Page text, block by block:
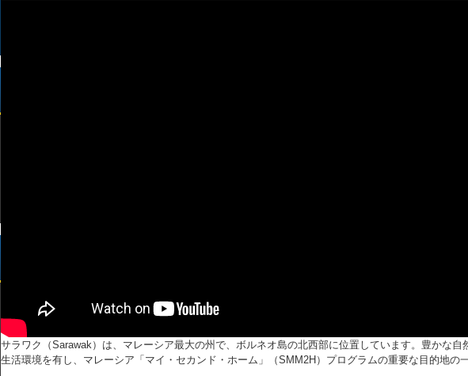
サラワク（Sarawak）は、マレーシア最大の州で、ボルネオ島の北西部に位置しています。豊かな自
生活環境を有し、マレーシア「マイ・セカンド・ホーム」（SMM2H）プログラムの重要な目的地の一